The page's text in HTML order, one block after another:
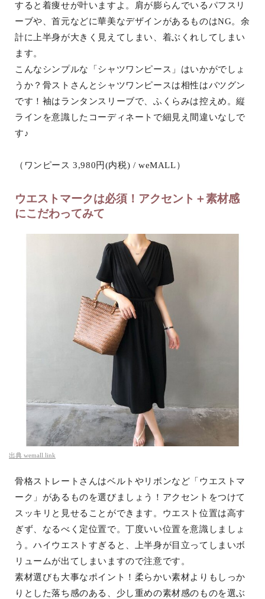
すると着痩せが叶いますよ。肩が膨らんでいるパフスリ
ーブや、首元などに華美なデザインがあるものはNG。余
計に上半身が大きく見えてしまい、着ぶくれしてしまい
ます。
こんなシンプルな「シャツワンピース」はいかがでしょ
うか？骨ストさんとシャツワンピースは相性はバツグン
です！袖はランタンスリーブで、ふくらみは控えめ。縦
ラインを意識したコーディネートで細見え間違いなしで
す♪
（ワンピース 3,980円(内税) / weMALL）
ウエストマークは必須！アクセント＋素材感
にこだわってみて
出典 wemall.link
骨格ストレートさんはベルトやリボンなど「ウエストマ
ーク」があるものを選びましょう！アクセントをつけて
スッキリと見せることができます。ウエスト位置は高す
ぎず、なるべく定位置で。丁度いい位置を意識しましょ
う。ハイウエストすぎると、上半身が目立ってしまいボ
リュームが出てしまいますので注意です。
素材選びも大事なポイント！柔らかい素材よりもしっか
りとした落ち感のある、少し重めの素材感のものを選ぶ